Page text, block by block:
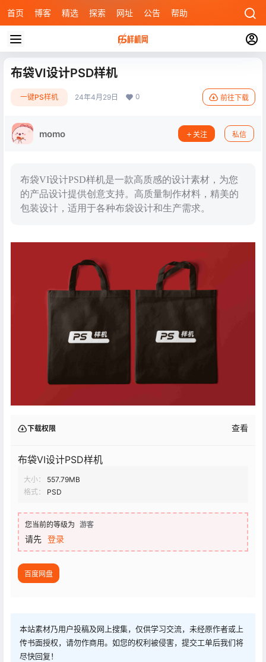
首页 博客 精选 探索 网址 公告 帮助
布袋VI设计PSD样机
一键PS样机 24年4月29日 0 前往下载
momo 关注 私信
布袋VI设计PSD样机是一款高质感的设计素材，为您
的产品设计提供创意支持。高质量制作材料，精美的
包装设计，适用于各种布袋设计和生产需求。
下载权限 查看
布袋VI设计PSD样机
大小：
557.79MB
格式：
PSD
您当前的等级为 游客
请先 登录
百度网盘
本站素材乃用户投稿及网上搜集，仅供学习交流，未经原作者或上
传书面授权，请勿作商用。如您的权利被侵害，提交工单后我们将
尽快回复！